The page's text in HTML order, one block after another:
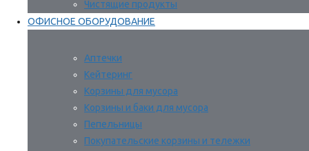
Чистящие продукты
ОФИСНОЕ ОБОРУДОВАНИЕ
Аптечки
Кейтеринг
Корзины для мусора
Корзины и баки для мусора
Пепельницы
Покупательские корзины и тележки